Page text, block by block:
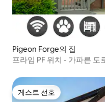
Pigeon Forge의 집
프라임 PF 위치 - 가파른
게스트 선호
게스트 선호